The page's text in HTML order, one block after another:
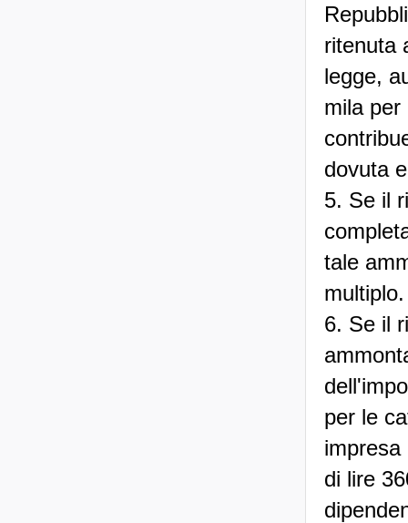
ritenuta
legge,
mila per
dovuta
5. Se il
tale
multiplo.
6. Se il
per le
impresa
di lire